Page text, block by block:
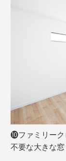
❿ファミリーク
不要な大きな